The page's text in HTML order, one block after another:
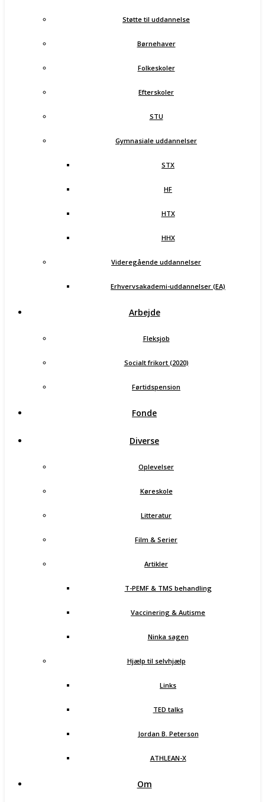
Støtte til uddannelse
Børnehaver
Folkeskoler
Efterskoler
STU
Gymnasiale uddannelser
STX
HF
HTX
HHX
Videregående uddannelser
Erhvervsakademi-uddannelser (EA)
Arbejde
Fleksjob
Socialt frikort (2020)
Førtidspension
Fonde
Diverse
Oplevelser
Køreskole
Litteratur
Film & Serier
Artikler
T-PEMF & TMS behandling
Vaccinering & Autisme
Ninka sagen
Hjælp til selvhjælp
Links
TED talks
Jordan B. Peterson
ATHLEAN-X
Om